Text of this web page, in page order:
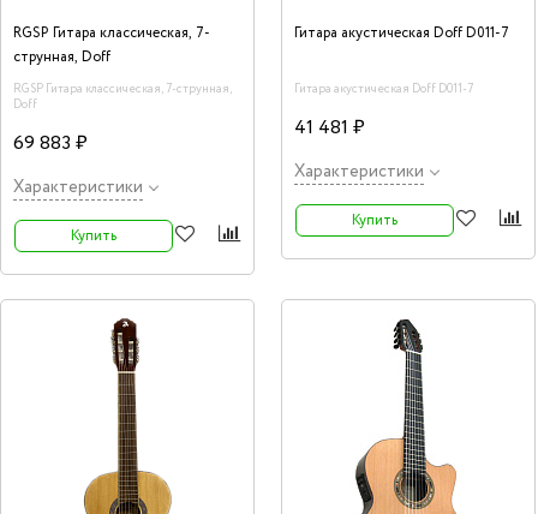
RGSP Гитара классическая, 7-
струнная, Doff
RGSP Гитара классическая, 7-струнная,
Doff
69 883 ₽
Характеристики
Купить
Гитара акустическая Doff D011-7
Гитара акустическая Doff D011-7
41 481 ₽
Характеристики
Купить